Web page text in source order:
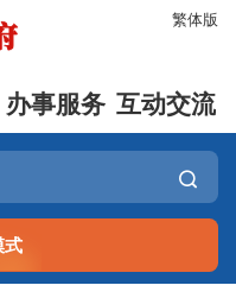
繁体版
办事服务 互动交流
式